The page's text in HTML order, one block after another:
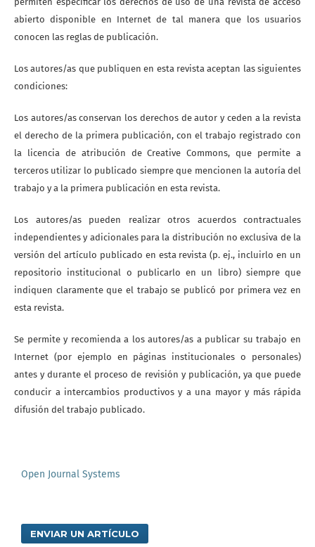
abierto disponible en Internet de tal manera que los usuarios
conocen las reglas de publicación.
Los autores/as que publiquen en esta revista aceptan las siguientes
condiciones:
Los autores/as conservan los derechos de autor y ceden a la revista
el derecho de la primera publicación, con el trabajo registrado con
la licencia de atribución de Creative Commons, que permite a
terceros utilizar lo publicado siempre que mencionen la autoría del
trabajo y a la primera publicación en esta revista.
Los autores/as pueden realizar otros acuerdos contractuales
independientes y adicionales para la distribución no exclusiva de la
versión del artículo publicado en esta revista (p. ej., incluirlo en un
repositorio institucional o publicarlo en un libro) siempre que
indiquen claramente que el trabajo se publicó por primera vez en
esta revista.
Se permite y recomienda a los autores/as a publicar su trabajo en
Internet (por ejemplo en páginas institucionales o personales)
antes y durante el proceso de revisión y publicación, ya que puede
conducir a intercambios productivos y a una mayor y más rápida
difusión del trabajo publicado.
Open Journal Systems
ENVIAR UN ARTÍCULO